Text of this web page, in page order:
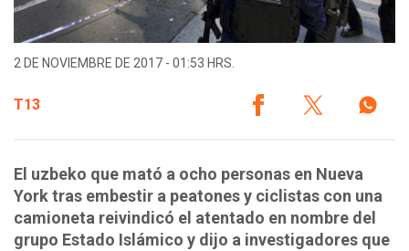
2 DE NOVIEMBRE DE 2017 - 01:53 HRS.
T13
El uzbeko que mató a ocho personas en Nueva
York tras embestir a peatones y ciclistas con una
camioneta reivindicó el atentado en nombre del
grupo Estado Islámico y dijo a investigadores que